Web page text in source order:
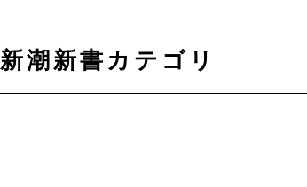
新潮新書カテゴリ